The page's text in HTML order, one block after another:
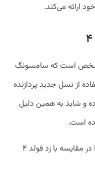
ارائه می‌کند.
به مشخصات فنی زد فولد ۵ مشخص است که سامسونگ
از نسل جدید پردازنده
و شاید به همین دلیل
است.
در جدول زیر مشخصات فنی زد فولد ۵ را در مقایسه با زد فولد ۴